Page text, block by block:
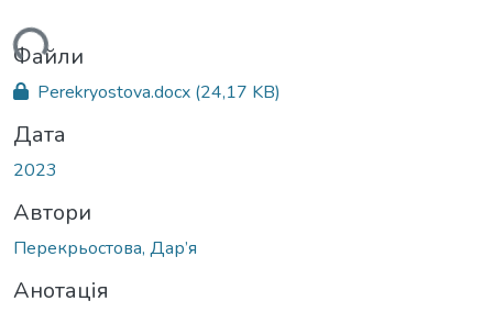
Файли
Perekryostova.docx (24,17 KB)
Дата
2023
Автори
Перекрьостова, Дар’я
Анотація